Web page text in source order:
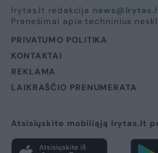
lrytas.lt redakcija
Pranešimai apie techninius
PRIVATUMO POLITIKA
KONTAKTAI
REKLAMA
LAIKRAŠČIO PRENUMERATA
Atsisiųskite mobiliąją lrytas.lt